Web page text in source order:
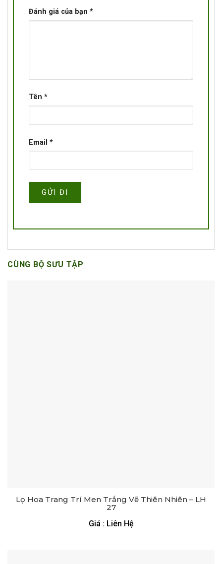
Đánh giá của bạn *
Tên *
Email *
CÙNG BỘ SƯU TẬP
Lọ Hoa Trang Trí Men Trắng Vẽ Thiên Nhiên – LH
27
Giá : Liên Hệ